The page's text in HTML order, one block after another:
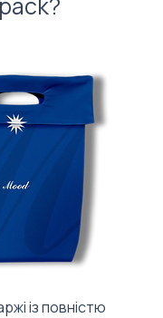
із повністю